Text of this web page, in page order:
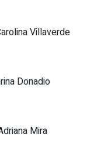
Villaverde
Donadio
Mira